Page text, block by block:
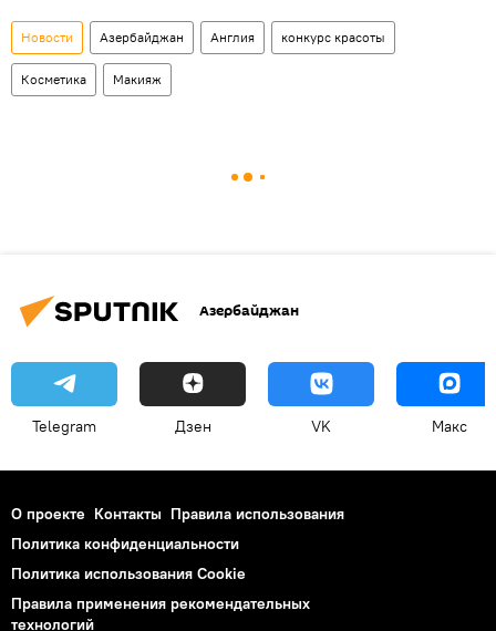
Новости Азербайджан Англия конкурс красоты
Косметика Макияж
Азербайджан
Telegram Дзен VK Макс
О проекте Контакты Правила использования
Политика конфиденциальности
Политика использования Cookie
Правила применения рекомендательных
технологий